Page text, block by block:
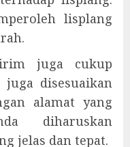
lisplang
juga cukup
disesuaikan
alamat yang
diharuskan
jelas dan tepat.